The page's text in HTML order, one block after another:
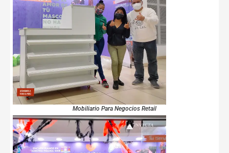
Mobiliario Para Negocios Retail